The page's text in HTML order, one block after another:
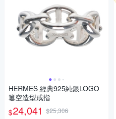
HERMES 經典925純銀LOGO
簍空造型戒指
$24,041 $25,306